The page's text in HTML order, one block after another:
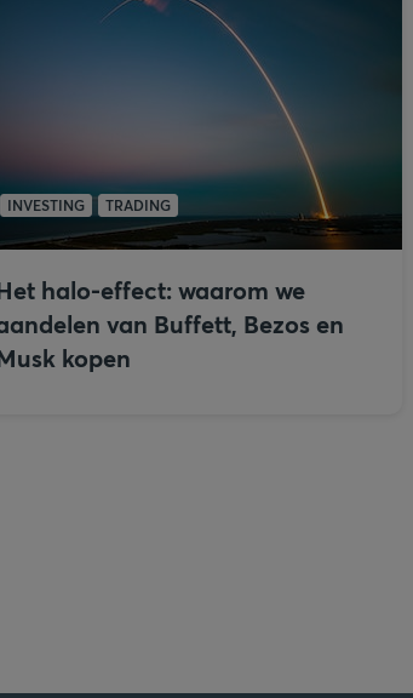
INVESTING TRADING
halo-effect: waarom we
van Buffett, Bezos en
kopen